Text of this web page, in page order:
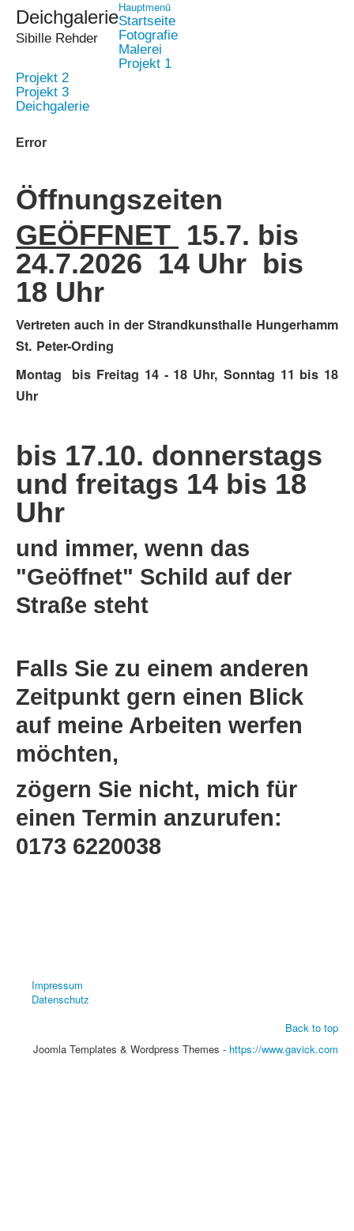
Deichgalerie
Sibille Rehder
Hauptmenü
Startseite
Fotografie
Malerei
Projekt 1
Projekt 2
Projekt 3
Deichgalerie
Error
Öffnungszeiten
GEÖFFNET 15.7. bis
24.7.2026 14 Uhr bis
18 Uhr
Vertreten auch in der Strandkunsthalle Hungerhamm
St. Peter-Ording
Montag bis Freitag 14 - 18 Uhr, Sonntag 11 bis 18
Uhr
bis 17.10. donnerstags
und freitags 14 bis 18
Uhr
und immer, wenn das
"Geöffnet" Schild auf der
Straße steht
Falls Sie zu einem anderen
Zeitpunkt gern einen Blick
auf meine Arbeiten werfen
möchten,
zögern Sie nicht, mich für
einen Termin anzurufen:
0173 6220038
Impressum
Datenschutz
Back to top
Joomla Templates & Wordpress Themes - https://www.gavick.com